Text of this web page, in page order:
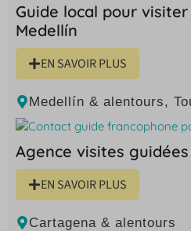
Guide local pour visiter
Medellín
EN SAVOIR PLUS
Medellín & alentours,
Agence visites
EN SAVOIR PLUS
Cartagena & alentours